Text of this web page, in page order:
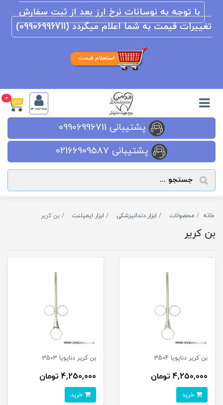
با توجه به نوسانات نرخ ارز بعد از ثبت سفارش
تغییرات قیمت به شما اعلام میگردد (09906996711)
ورود/ثبت نام
0
پشتیبانی 09906996711
پشتیبانی 02166909587
خانه محصولات ابزار دندانپزشکی ابزار ایمپلنت بن کریر
بن کریر
بن کریر دناپویا 3504
4,250,000 تومان
بن کریر دناپویا 3503
4,250,000 تومان